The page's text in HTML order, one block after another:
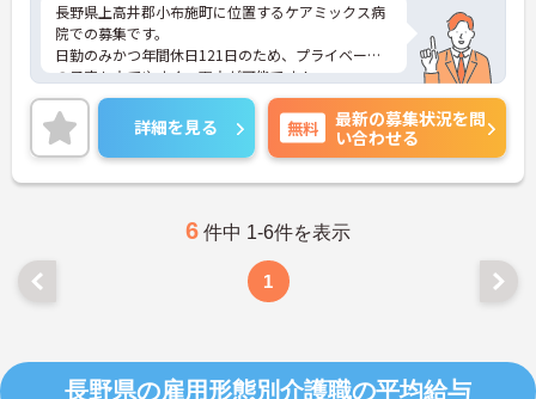
長野県上高井郡小布施町に位置するケアミックス病
院での募集です。
日勤のみかつ年間休日121日のため、プライベート
の予定も立てやすく、両立が可能です！
昇給・賞与もあり、社会保険完備のため長く働こう
と考えている方にもおすすめの求人です。
ご興味のある方はご面接のポイントをお伝えいたし
ますので、お気軽にご相談ください。
詳細を見る 無料
最新の募集状況を問
い合わせる
6 件中 1-6件を表示
1
長野県の雇用形態別介護職の平均給与